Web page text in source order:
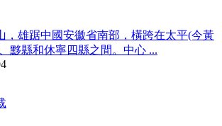
，雄踞中國安徽省南部，橫跨在太平(今黃
黟縣和休寧四縣之間。中心 ...